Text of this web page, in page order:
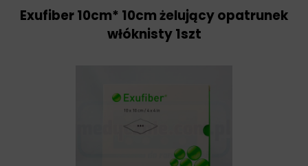
Exufiber 10cm* 10cm żelujący opatrunek
włóknisty 1szt